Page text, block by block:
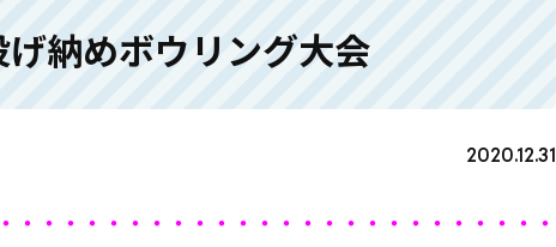
納めボウリング大会
2020.12.31
・・・・・・・・・・・・・・・・・・・・・・・・・